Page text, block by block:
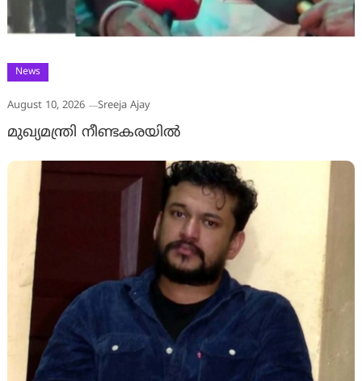
News
August 10, 2026 Sreeja Ajay
മുഖ്യമന്ത്രി നീണ്ടകരയിൽ